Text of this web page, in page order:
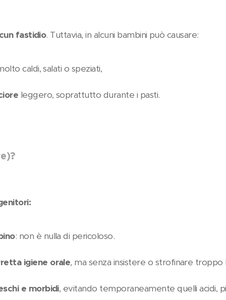
fastidio. Tuttavia, in alcuni bambini può causare:
caldi, salati o speziati,
leggero, soprattutto durante i pasti.
: non è nulla di pericoloso.
igiene orale, ma senza insistere o strofinare troppo
e morbidi, evitando temporaneamente quelli acidi,